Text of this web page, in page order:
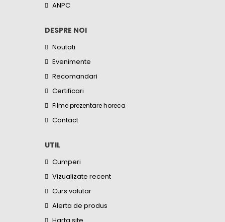
ANPC
DESPRE NOI
Noutati
Evenimente
Recomandari
Certificari
Filme prezentare horeca
Contact
UTIL
Cumperi
Vizualizate recent
Curs valutar
Alerta de produs